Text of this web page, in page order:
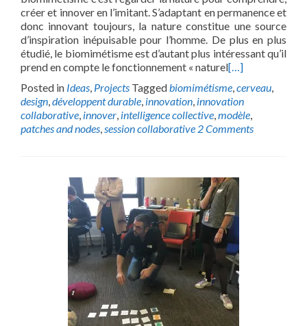
créer et innover en l’imitant. S’adaptant en permanence et
donc innovant toujours, la nature constitue une source
d’inspiration inépuisable pour l’homme. De plus en plus
étudié, le biomimétisme est d’autant plus intéressant qu’il
prend en compte le fonctionnement « naturel[…]
Posted in Ideas, Projects Taggedbiomimétisme,cerveau,
design,développent durable, innovation, innovation
collaborative, innover, intelligence collective,modèle,
patches and nodes,session collaborative 2 Comments